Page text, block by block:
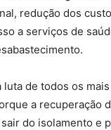
redução dos
a serviços de
luta de todos os
a recuperação
do isolamento e